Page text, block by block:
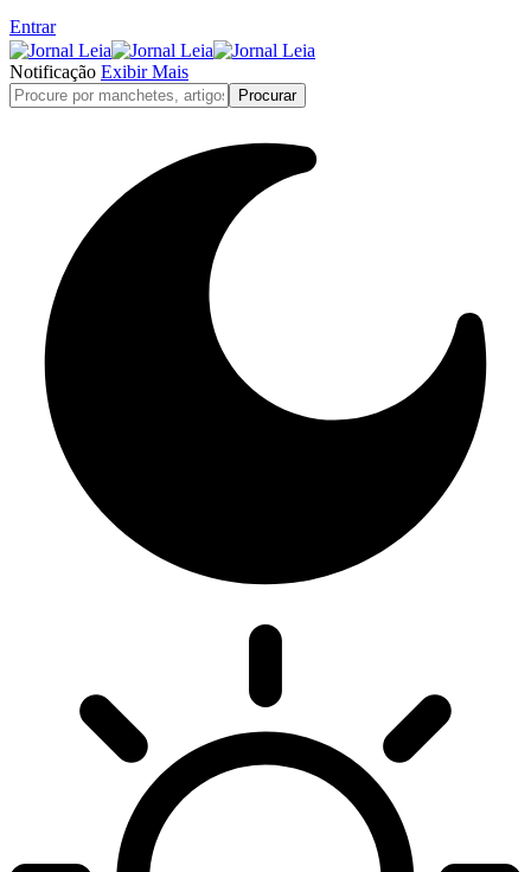
Entrar
Notificação Exibir Mais